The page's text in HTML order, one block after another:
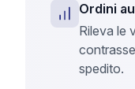
Ordini
Rileva le
spedito.